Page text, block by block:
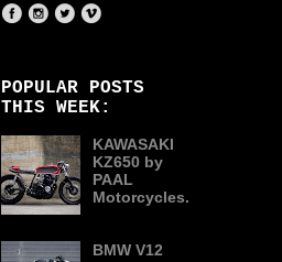
POPULAR POSTS
THIS WEEK:
KAWASAKI
KZ650 by
PAAL
Motorcycles.
BMW V12